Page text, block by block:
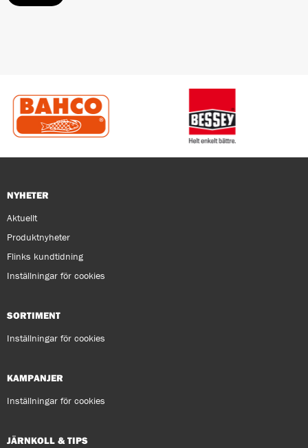
NYHETER
Aktuellt
Produktnyheter
Flinks kundtidning
Inställningar för cookies
SORTIMENT
Inställningar för cookies
KAMPANJER
Inställningar för cookies
JÄRNKOLL & TIPS